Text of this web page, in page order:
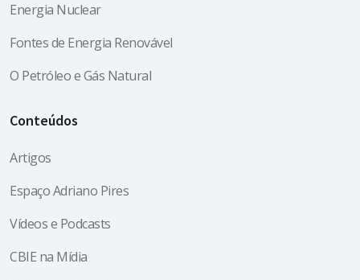
Energia Nuclear
Fontes de Energia Renovável
O Petróleo e Gás Natural
Conteúdos
Artigos
Espaço Adriano Pires
Vídeos e Podcasts
CBIE na Mídia